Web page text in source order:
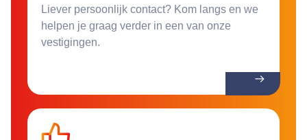
Liever persoonlijk contact? Kom langs en we
helpen je graag verder in een van onze
vestigingen.